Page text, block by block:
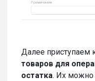
Далее приступаем
товаров для
остатка. Их можно